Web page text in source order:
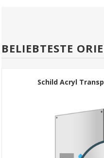
BELIEBTESTE
Schild Acryl